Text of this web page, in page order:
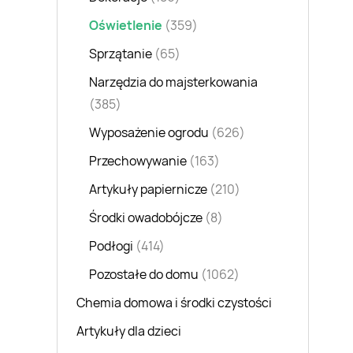
Oświetlenie (359)
Sprzątanie (65)
Narzędzia do majsterkowania
(385)
Wyposażenie ogrodu (626)
Przechowywanie (163)
Artykuły papiernicze (210)
Środki owadobójcze (8)
Podłogi (414)
Pozostałe do domu (1062)
Chemia domowa i środki czystości
Artykuły dla dzieci